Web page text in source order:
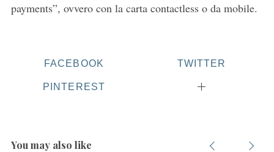
payments”, ovvero con la carta contactless o da mobile.
FACEBOOK TWITTER
PINTEREST
You may also like
e
r
o